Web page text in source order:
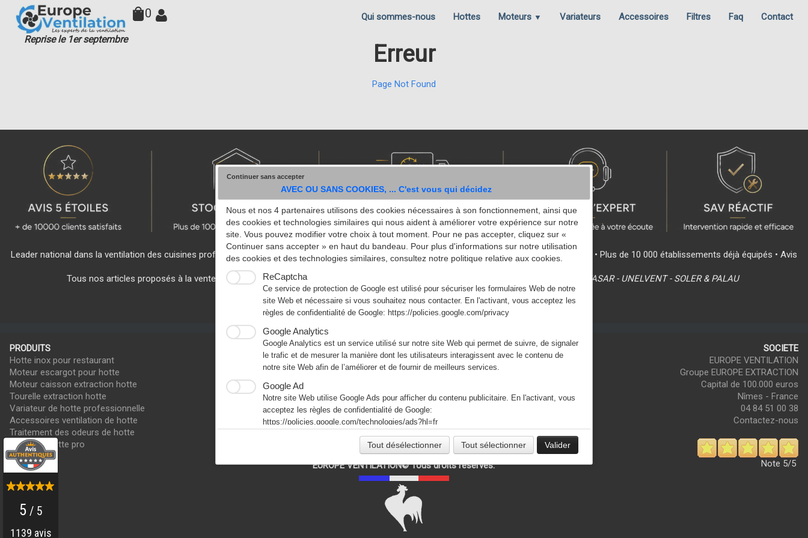
Reprise le 1er septembre
0 Qui sommes-nous Hottes Moteurs ▼ Variateurs Accessoires Filtres Faq Contact
Erreur
Page Not Found
Leader national dans la ventilation des cuisines professionnelles • Plus gros stock d'Europe • Expédition sous 24h • Conseils d'experts • SAV réactif • Plus de 10 000 établissements déjà équipés • Avis
clients 5/5 • Site professionnel (Prix HT) • Ouvert du Lundi au jeudi 9h00 à 17h00.
Tous nos articles proposés à la vente sont des grandes marques
VIM - ALVENE - NICOTRA - LEMMENS - FRANCE AIR - SODECA - FASAR - UNELVENT - SOLER & PALAU
En savoir plus sur Europe Ventilation
PRODUITS
Hotte inox pour restaurant
Moteur escargot pour hotte
Moteur caisson extraction hotte
Tourelle extraction hotte
Variateur de hotte professionnelle
Accessoires ventilation de hotte
Traitement des odeurs de hotte
Filtres de hotte pro
Avis client
MENTIONS
Livraison
Droit de rétractation
Conditions générales de vente
Politique de confidentialité
Politique de cookies
FAQ
EUROPE VENTILATION© Tous droits réservés.
SOCIETE
EUROPE VENTILATION
Groupe EUROPE EXTRACTION
Capital de 100.000 euros
Nîmes - France
04 84 51 00 38
Contactez-nous
Note 5/5
Continuer sans accepter
AVEC OU SANS COOKIES, ... C'est vous qui décidez
Nous et nos 4 partenaires utilisons des cookies nécessaires à son fonctionnement, ainsi que
des cookies et technologies similaires qui nous aident à améliorer votre expérience sur notre
site. Vous pouvez modifier votre choix à tout moment. Pour ne pas accepter, cliquez sur «
Continuer sans accepter » en haut du bandeau. Pour plus d'informations sur notre utilisation
des cookies et des technologies similaires, consultez notre politique relative aux cookies.
ReCaptcha
Ce service de protection de Google est utilisé pour sécuriser les formulaires Web de notre
site Web et nécessaire si vous souhaitez nous contacter. En l'activant, vous acceptez les
règles de confidentialité de Google: https://policies.google.com/privacy
Google Analytics
Google Analytics est un service utilisé sur notre site Web qui permet de suivre, de signaler
le trafic et de mesurer la manière dont les utilisateurs interagissent avec le contenu de
notre site Web afin de l’améliorer et de fournir de meilleurs services.
Google Ad
Notre site Web utilise Google Ads pour afficher du contenu publicitaire. En l'activant, vous
acceptez les règles de confidentialité de Google:
https://policies.google.com/technologies/ads?hl=fr
Tout désélectionner Tout sélectionner Valider